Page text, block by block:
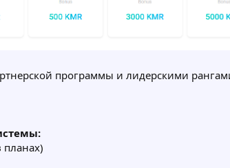
программы и лидерскими
планах)